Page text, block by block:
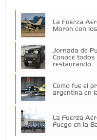
La Fuerza
Morón con
Jornada de
Conocé todos
restaurando
Cómo fue el
argentina en
La Fuerza
Fuego en la